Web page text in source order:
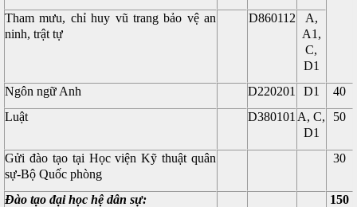
Tham mưu, chỉ huy vũ trang bảo vệ an
ninh, trật tự
D860112
A,
A1,
C,
D1
Ngôn ngữ Anh
D220201 D1
40
Luật
D380101 A, C,
D1
50
Gửi đào tạo tại Học viện Kỹ thuật quân
sự-Bộ Quốc phòng
30
Đào tạo đại học hệ dân sự:
150